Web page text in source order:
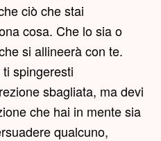
ciò che stai
cosa. Che lo sia o
si allineerà con te.
spingeresti
sbagliata, ma devi
che hai in mente sia
qualcuno,